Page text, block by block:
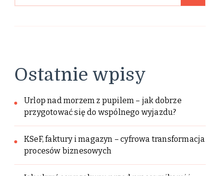
Ostatnie wpisy
Urlop nad morzem z pupilem – jak dobrze
przygotować się do wspólnego wyjazdu?
KSeF, faktury i magazyn – cyfrowa transformacja
procesów biznesowych